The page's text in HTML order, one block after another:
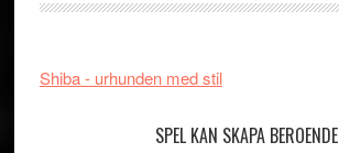
Shiba - urhunden med stil
SPEL KAN SKAPA BEROENDE